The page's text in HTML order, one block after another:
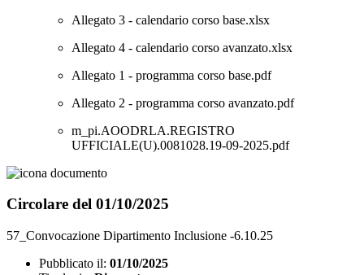
Allegato 3 - calendario corso base.xlsx
Allegato 4 - calendario corso avanzato.xlsx
Allegato 1 - programma corso base.pdf
Allegato 2 - programma corso avanzato.pdf
m_pi.AOODRLA.REGISTRO
UFFICIALE(U).0081028.19-09-2025.pdf
Circolare del 01/10/2025
57_Convocazione Dipartimento Inclusione -6.10.25
Pubblicato il: 01/10/2025